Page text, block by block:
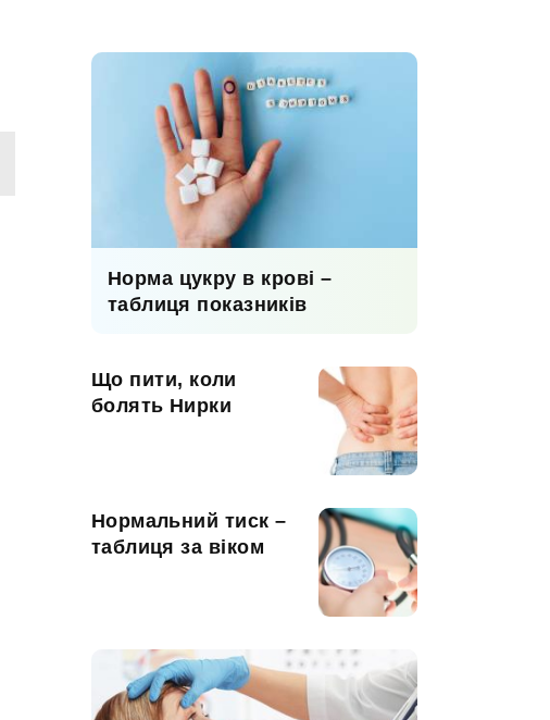
Норма цукру в крові –
таблиця показників
Що пити, коли
болять Нирки
Нормальний тиск –
таблиця за віком